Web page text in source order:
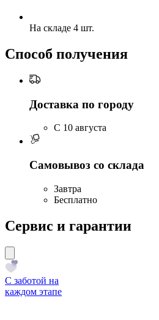
На складе 4 шт.
Способ получения
Доставка по городу
C 10 августа
Самовывоз со склада
Завтра
Бесплатно
Сервис и гарантии
С заботой на
каждом этапе